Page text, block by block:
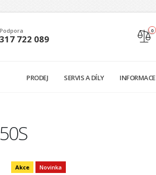
Podpora
317 722 089
0
PRODEJ SERVIS A DÍLY INFORMACE
Akce Novinka